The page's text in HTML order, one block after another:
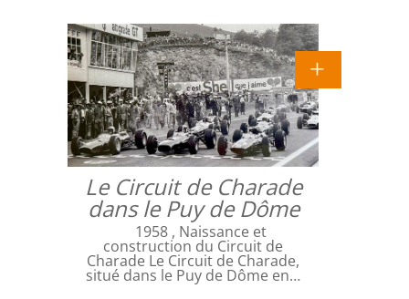
Le Circuit de Charade
dans le Puy de Dôme
1958 , Naissance et
construction du Circuit de
Charade Le Circuit de Charade,
situé dans le Puy de Dôme en…